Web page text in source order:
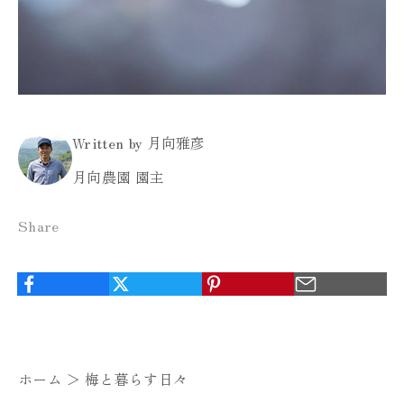
Written by 月向雅彦
月向農園 園主
Share
ホーム ＞ 梅と暮らす日々